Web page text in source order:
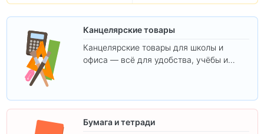
Канцелярские товары
Канцелярские товары для школы и
офиса — всё для удобства, учёбы и
Бумага и тетради